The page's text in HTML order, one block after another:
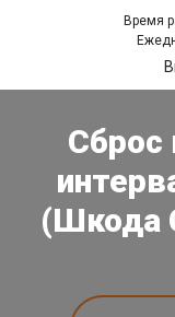
Время
Сброс
(Шкода